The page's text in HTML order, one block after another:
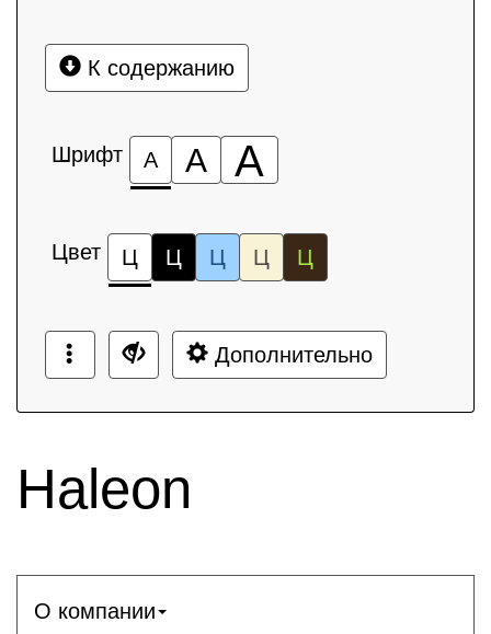
К содержанию
Шрифт А А А
Цвет Ц Ц Ц Ц Ц
Дополнительно
Haleon
О компании